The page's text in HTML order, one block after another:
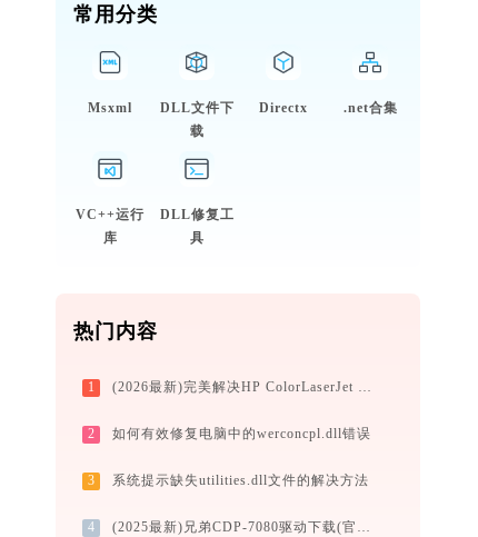
常用分类
Msxml
DLL文件下
载
Directx .net合集
VC++运行
库
DLL修复工
具
热门内容
1 (2026最新)完美解决HP ColorLaserJet M153-M154 PCL-6 (V4)打印机驱动安装困扰，全面下载安装教程
2 如何有效修复电脑中的werconcpl.dll错误
3 系统提示缺失utilities.dll文件的解决方法
4 (2025最新)兄弟CDP-7080驱动下载(官方Win10/Win11支持)